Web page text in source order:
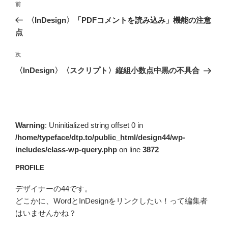
ナ
ゲ
ー
前
の
投
前
〈InDesign〉「PDFコメントを読み込み」機能の注意
点
次
の
次
〈InDesign〉〈スクリプト〉縦組小数点中黒の不具合
Warning: Uninitialized string offset 0 in
/home/typeface/dtp.to/public_html/design44/wp-
includes/class-wp-query.php on line 3872
PROFILE
デザイナーの44です。
どこかに、WordとInDesignをリンクしたい！って編集者
はいませんかね？